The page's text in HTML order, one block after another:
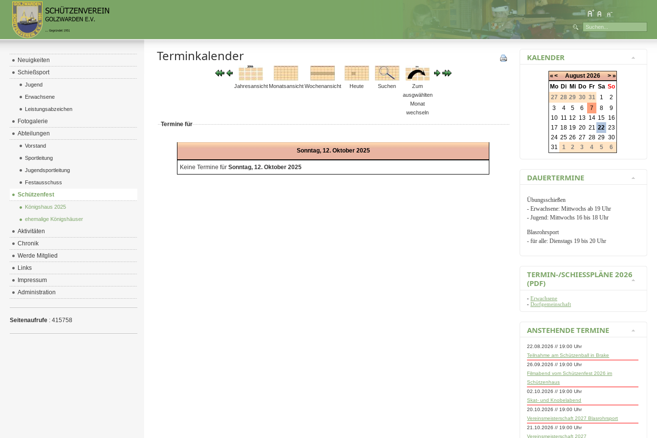
Terminkalender
Jahresansicht MonatsansichtWochenansicht Heute Suchen
Zum
ausgwählten
Monat
wechseln
Termine für
Sonntag, 12. Oktober 2025
Keine Termine fürSonntag, 12. Oktober 2025
Neuigkeiten
Schießsport
Jugend
Erwachsene
Leistungsabzeichen
Fotogalerie
Abteilungen
Vorstand
Sportleitung
Jugendsportleitung
Festausschuss
Schützenfest
Königshaus 2025
ehemalige Königshäuser
Aktivitäten
Chronik
Werde Mitglied
Links
Impressum
Administration
Seitenaufrufe : 415758
KALENDER
«< August 2026 > »
Mo Di Mi Do Fr Sa So
27 28 29 30 31 1
2
3
4 5 6 7 8
9
10 11 12 13 14 15 16
17 18 19 20 21 22 23
24 25 26 27 28 29 30
31
1 2 3 4 5 6
DAUERTERMINE
Übungsschießen
- Erwachsene: Mittwochs ab 19 Uhr
- Jugend: Mittwochs 16 bis 18 Uhr
Blasrohrsport
- für alle: Dienstags 19 bis 20 Uhr
TERMIN-/SCHIESSPLÄNE 2026 (
PDF)
-Erwachsene
-Dorfgemeinschaft
ANSTEHENDE TERMINE
22.08.2026 // 19:00 Uhr
Teilnahme am Schützenball in Brake
26.09.2026 // 19:00 Uhr
Filmabend vom Schützenfest 2026 im
Schützenhaus
02.10.2026 // 19:00 Uhr
Skat- und Knobelabend
20.10.2026 // 19:00 Uhr
Vereinsmeisterschaft 2027 Blasrohrsport
21.10.2026 // 19:00 Uhr
Vereinsmeisterschaft 2027